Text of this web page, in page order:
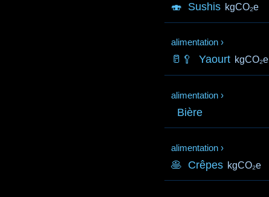
🍣 Sushis kgCO₂e
alimentation ›
🥛🥄 Yaourt kgCO₂e
alimentation ›
Bière
alimentation ›
🥞 Crêpes kgCO₂e